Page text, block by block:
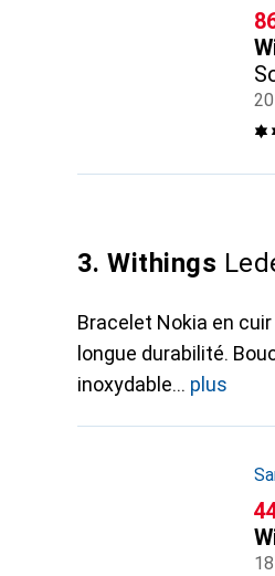
3. Withings
Bracelet Nokia en
longue durabilité.
inoxydable
plus